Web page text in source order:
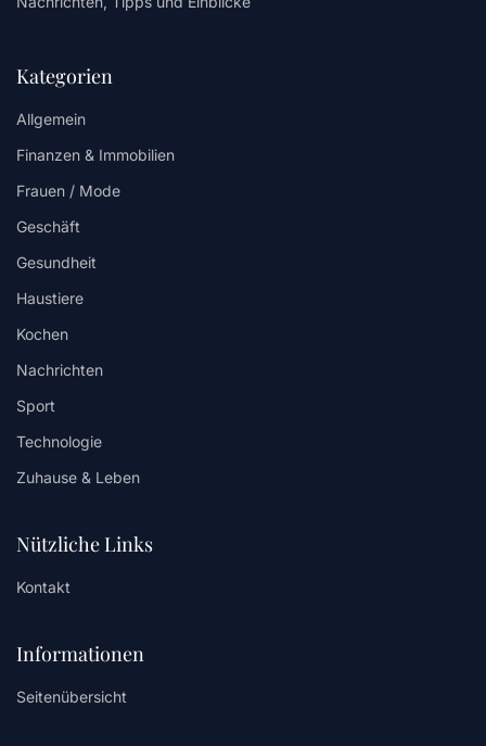
Kategorien
Allgemein
Finanzen & Immobilien
Frauen / Mode
Geschäft
Gesundheit
Haustiere
Kochen
Nachrichten
Sport
Technologie
Zuhause & Leben
Nützliche Links
Kontakt
Informationen
Seitenübersicht